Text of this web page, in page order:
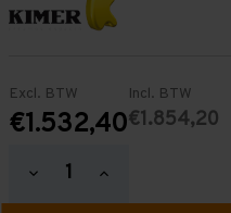
Excl. BTW
€1.532,40
Incl. BTW
€1.854,20
Hoeveelheid
verlagen
Hoeveelheid
verhogen